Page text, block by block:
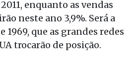
enquanto as vendas
neste ano 3,9%. Será a
1969, que as grandes redes
trocarão de posição.